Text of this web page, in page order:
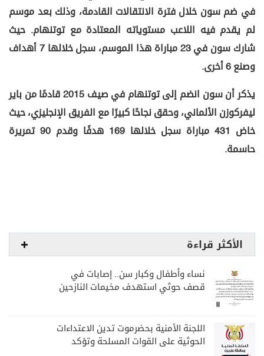
في ضم سون خلال فترة الانتقالات القادمة، وذلك بعد موسم
لم يقدم فيه اللاعب مستوياته المعتادة مع توتنهام. حيث
شارك سون في 23 مباراة هذا الموسم، سجل خلالها 7 أهداف
وصنع 6 أخرى.
يذكر أن سون انضم إلى توتنهام في صيف 2015 قادمًا من باير
ليفركوزن الألماني، وحقق نجاحًا كبيرًا مع الفريق الإنجليزي، حيث
خاض 431 مباراة سجل خلالها 169 هدفًا وقدم 90 تمريرة
حاسمة.
الأكثر قراءة
نساء وأطفال وكبار سن.. إصابات في
قصف حوثي استهدف مخيمات النازحين
اللجنة الأمنية بحضرموت تدين الاعتداءات
الحوثية على القوات المسلحة وتؤكد